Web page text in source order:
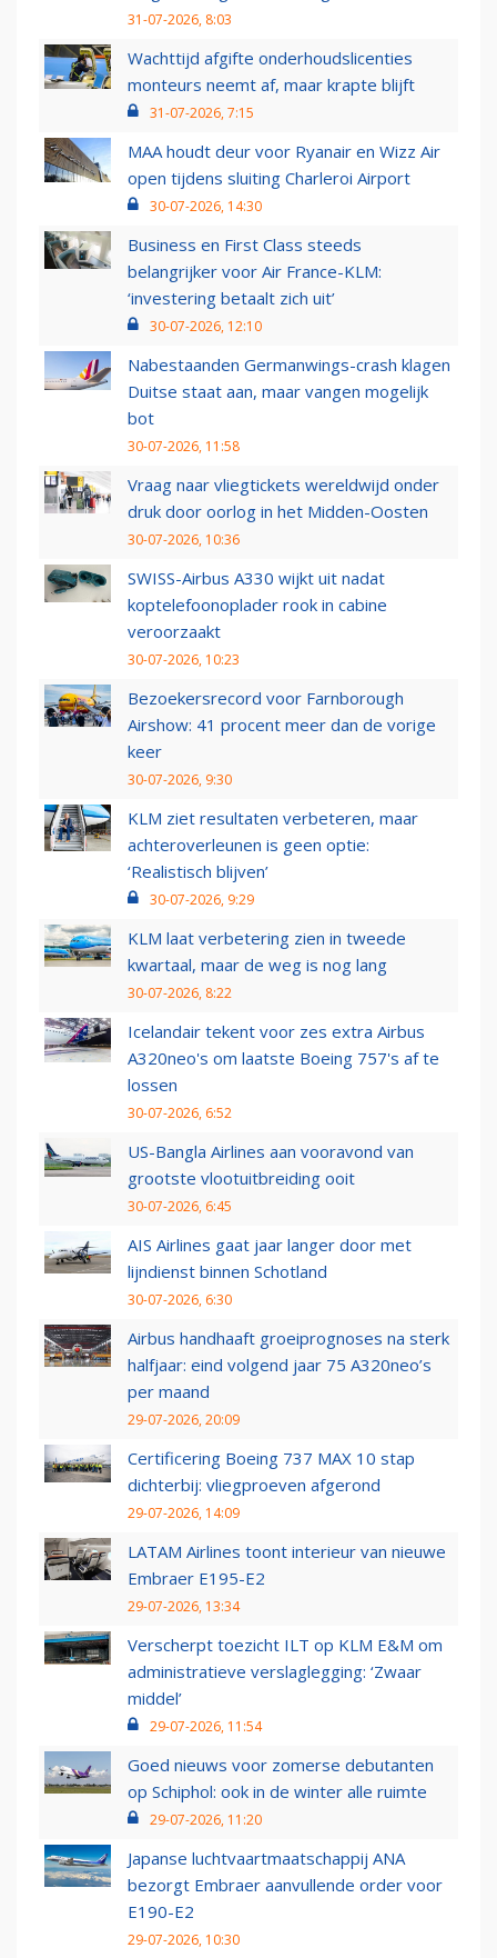
31-07-2026, 8:03
Wachttijd afgifte onderhoudslicenties
monteurs neemt af, maar krapte blijft
31-07-2026, 7:15
MAA houdt deur voor Ryanair en Wizz Air
open tijdens sluiting Charleroi Airport
30-07-2026, 14:30
Business en First Class steeds
belangrijker voor Air France-KLM:
‘investering betaalt zich uit’
30-07-2026, 12:10
Nabestaanden Germanwings-crash klagen
Duitse staat aan, maar vangen mogelijk
bot
30-07-2026, 11:58
Vraag naar vliegtickets wereldwijd onder
druk door oorlog in het Midden-Oosten
30-07-2026, 10:36
SWISS-Airbus A330 wijkt uit nadat
koptelefoonoplader rook in cabine
veroorzaakt
30-07-2026, 10:23
Bezoekersrecord voor Farnborough
Airshow: 41 procent meer dan de vorige
keer
30-07-2026, 9:30
KLM ziet resultaten verbeteren, maar
achteroverleunen is geen optie:
‘Realistisch blijven’
30-07-2026, 9:29
KLM laat verbetering zien in tweede
kwartaal, maar de weg is nog lang
30-07-2026, 8:22
Icelandair tekent voor zes extra Airbus
A320neo's om laatste Boeing 757's af te
lossen
30-07-2026, 6:52
US-Bangla Airlines aan vooravond van
grootste vlootuitbreiding ooit
30-07-2026, 6:45
AIS Airlines gaat jaar langer door met
lijndienst binnen Schotland
30-07-2026, 6:30
Airbus handhaaft groeiprognoses na sterk
halfjaar: eind volgend jaar 75 A320neo’s
per maand
29-07-2026, 20:09
Certificering Boeing 737 MAX 10 stap
dichterbij: vliegproeven afgerond
29-07-2026, 14:09
LATAM Airlines toont interieur van nieuwe
Embraer E195-E2
29-07-2026, 13:34
Verscherpt toezicht ILT op KLM E&M om
administratieve verslaglegging: ‘Zwaar
middel’
29-07-2026, 11:54
Goed nieuws voor zomerse debutanten
op Schiphol: ook in de winter alle ruimte
29-07-2026, 11:20
Japanse luchtvaartmaatschappij ANA
bezorgt Embraer aanvullende order voor
E190-E2
29-07-2026, 10:30